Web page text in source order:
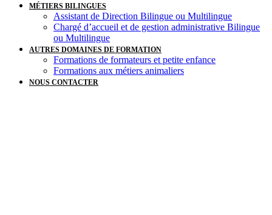
MÉTIERS BILINGUES
Assistant de Direction Bilingue ou Multilingue
Chargé d’accueil et de gestion administrative Bilingue
ou Multilingue
AUTRES DOMAINES DE FORMATION
Formations de formateurs et petite enfance
Formations aux métiers animaliers
NOUS CONTACTER